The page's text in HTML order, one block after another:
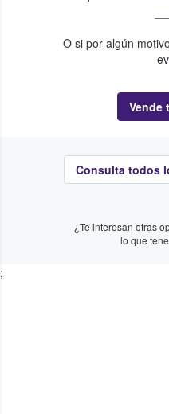
O si por algún
Vende
Consulta todos
¿Te interesan otras
lo que
;